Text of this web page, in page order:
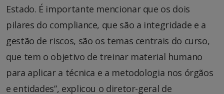
Estado. É importante mencionar que os dois
pilares do compliance, que são a integridade e a
gestão de riscos, são os temas centrais do curso,
que tem o objetivo de treinar material humano
para aplicar a técnica e a metodologia nos órgãos
e entidades”, explicou o diretor-geral de